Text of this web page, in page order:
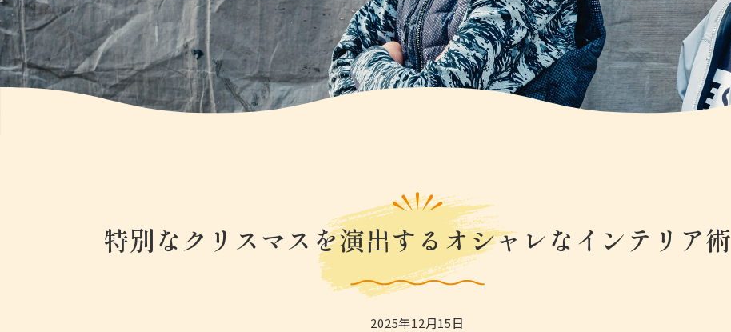
特別なクリスマスを演出するオシャレなインテリア術
2025年12月15日